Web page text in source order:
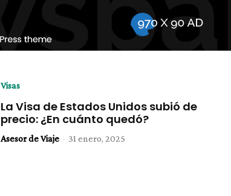
Visas
La Visa de Estados Unidos subió de
precio: ¿En cuánto quedó?
Asesor de Viaje - 31 enero, 2025